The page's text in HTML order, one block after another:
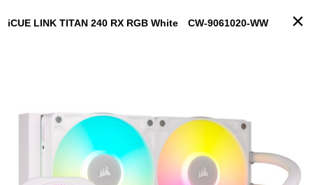
×
iCUE LINK TITAN 240 RX RGB White CW-9061020-WW